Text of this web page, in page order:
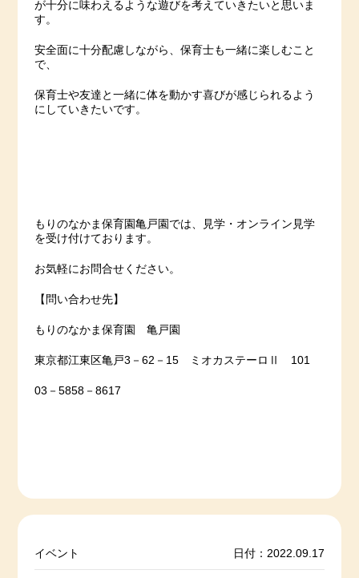
が十分に味わえるような遊びを考えていきたいと思いま
す。
安全面に十分配慮しながら、保育士も一緒に楽しむこと
で、
保育士や友達と一緒に体を動かす喜びが感じられるよう
にしていきたいです。
もりのなかま保育園亀戸園では、見学・オンライン見学
を受け付けております。
お気軽にお問合せください。
【問い合わせ先】
もりのなかま保育園 亀戸園
東京都江東区亀戸3－62－15 ミオカステーロⅡ 101
03－5858－8617
イベント 日付：2022.09.17